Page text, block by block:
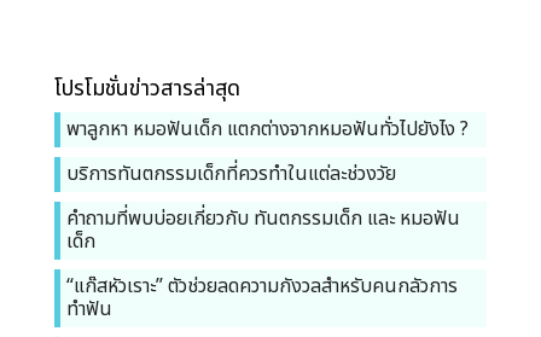
โปรโมชั่นข่าวสารล่าสุด
พาลูกหา หมอฟันเด็ก แตกต่างจากหมอฟันทั่วไปยังไง ?
บริการทันตกรรมเด็กที่ควรทำในแต่ละช่วงวัย
คำถามที่พบบ่อยเกี่ยวกับ ทันตกรรมเด็ก และ หมอฟัน
เด็ก
“แก๊สหัวเราะ” ตัวช่วยลดความกังวลสำหรับคนกลัวการ
ทำฟัน